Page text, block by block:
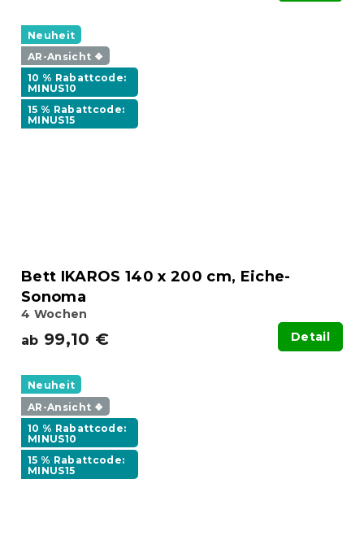
Neuheit
AR-Ansicht ❖
10 % Rabattcode:
MINUS10
15 % Rabattcode:
MINUS15
Bett IKAROS 140 x 200 cm, Eiche-
Sonoma
4 Wochen
ab 99,10 € Detail
Neuheit
AR-Ansicht ❖
10 % Rabattcode:
MINUS10
15 % Rabattcode:
MINUS15